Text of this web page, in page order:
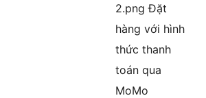
2.png Đặt
hàng với hình
thức thanh
toán qua
MoMo